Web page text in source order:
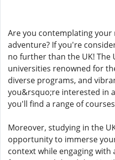
Are you contemplating your
adventure? If you're
no further than the UK! The
universities renowned for
diverse programs, and
you&rsquo;re interested in
you'll find a range of
Moreover, studying in the
opportunity to immerse
context while engaging